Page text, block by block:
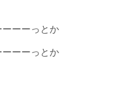
ーーっとか
ーーっとか